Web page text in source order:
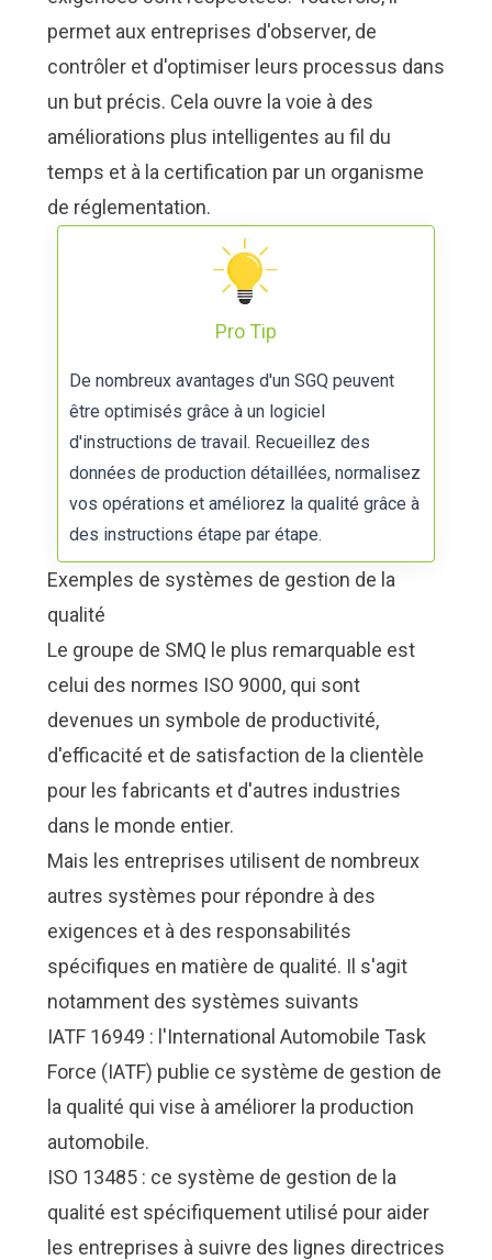
permet aux entreprises d'observer, de
contrôler et d'optimiser leurs processus dans
un but précis. Cela ouvre la voie à des
améliorations plus intelligentes au fil du
temps et à la certification par un organisme
de réglementation.
Pro Tip
De nombreux avantages d'un SGQ peuvent
être optimisés grâce à un logiciel
d'instructions de travail. Recueillez des
données de production détaillées, normalisez
vos opérations et améliorez la qualité grâce à
des instructions étape par étape.
Exemples de systèmes de gestion de la
qualité
Le groupe de SMQ le plus remarquable est
celui des normes ISO 9000, qui sont
devenues un symbole de productivité,
d'efficacité et de satisfaction de la clientèle
pour les fabricants et d'autres industries
dans le monde entier.
Mais les entreprises utilisent de nombreux
autres systèmes pour répondre à des
exigences et à des responsabilités
spécifiques en matière de qualité. Il s'agit
notamment des systèmes suivants
IATF 16949 : l'International Automobile Task
Force (IATF) publie ce système de gestion de
la qualité qui vise à améliorer la production
automobile.
ISO 13485 : ce système de gestion de la
qualité est spécifiquement utilisé pour aider
les entreprises à suivre des lignes directrices